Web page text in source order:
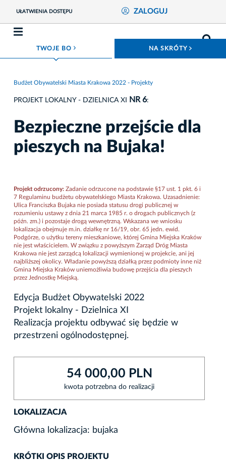
UŁATWIENIA DOSTĘPU ZALOGUJ
TWOJE BO ROZWIŃ MENU NA SKRÓTY
Budżet Obywatelski Miasta Krakowa 2022 - Projekty
PROJEKT LOKALNY - DZIELNICA XI NR 6:
Bezpieczne przejście dla
pieszych na Bujaka!
Projekt odrzucony: Zadanie odrzucone na podstawie §17 ust. 1 pkt. 6 i
7 Regulaminu budżetu obywatelskiego Miasta Krakowa. Uzasadnienie:
Ulica Franciszka Bujaka nie posiada statusu drogi publicznej w
rozumieniu ustawy z dnia 21 marca 1985 r. o drogach publicznych (z
późn. zm.) i pozostaje drogą wewnętrzną. Wskazana we wniosku
lokalizacja obejmuje m.in. działkę nr 16/19, obr. 65 jedn. ewid.
Podgórze, o użytku tereny mieszkaniowe, której Gmina Miejska Kraków
nie jest właścicielem. W związku z powyższym Zarząd Dróg Miasta
Krakowa nie jest zarządcą lokalizacji wymienionej w projekcie, ani jej
najbliższej okolicy. Władanie powyższą działką przez podmioty inne niż
Gmina Miejska Kraków uniemożliwia budowę przejścia dla pieszych
przez Jednostkę Miejską.
Edycja Budżet Obywatelski 2022
Projekt lokalny - Dzielnica XI
Realizacja projektu odbywać się będzie w
przestrzeni ogólnodostępnej.
54 000,00 PLN
kwota potrzebna do realizacji
LOKALIZACJA
Główna lokalizacja: bujaka
KRÓTKI OPIS PROJEKTU